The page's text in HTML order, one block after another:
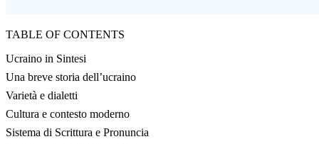
TABLE OF CONTENTS
Ucraino in Sintesi
Una breve storia dell’ucraino
Varietà e dialetti
Cultura e contesto moderno
Sistema di Scrittura e Pronuncia